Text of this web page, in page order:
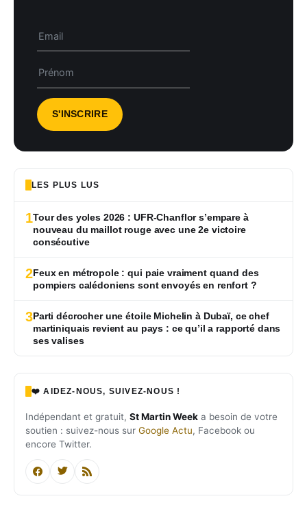
LES PLUS LUS
1Tour des yoles 2026 : UFR-Chanflor s’empare à
nouveau du maillot rouge avec une 2e victoire
consécutive
2Feux en métropole : qui paie vraiment quand des
pompiers calédoniens sont envoyés en renfort ?
3Parti décrocher une étoile Michelin à Dubaï, ce chef
martiniquais revient au pays : ce qu’il a rapporté dans
ses valises
❤️ AIDEZ-NOUS, SUIVEZ-NOUS !
Indépendant et gratuit, St Martin Week a besoin de votre
soutien : suivez-nous sur Google Actu, Facebook ou
encore Twitter.